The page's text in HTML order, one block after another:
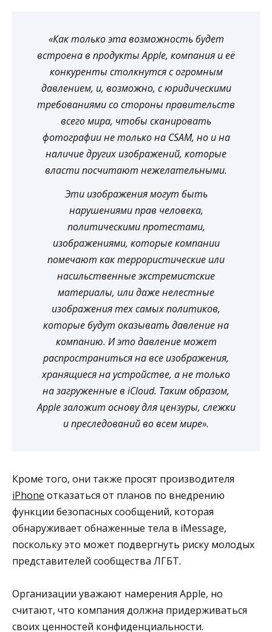
«Как только эта возможность будет
встроена в продукты Apple, компания и её
конкуренты столкнутся с огромным
давлением, и, возможно, с юридическими
требованиями со стороны правительств
всего мира, чтобы сканировать
фотографии не только на CSAM, но и на
наличие других изображений, которые
власти посчитают нежелательными.
Эти изображения могут быть
нарушениями прав человека,
политическими протестами,
изображениями, которые компании
помечают как террористические или
насильственные экстремистские
материалы, или даже нелестные
изображения тех самых политиков,
которые будут оказывать давление на
компанию. И это давление может
распространиться на все изображения,
хранящиеся на устройстве, а не только
на загруженные в iCloud. Таким образом,
Apple заложит основу для цензуры, слежки
и преследований во всем мире».
Кроме того, они также просят производителя
iPhone отказаться от планов по внедрению
функции безопасных сообщений, которая
обнаруживает обнаженные тела в iMessage,
поскольку это может подвергнуть риску молодых
представителей сообщества ЛГБТ.
Организации уважают намерения Apple, но
считают, что компания должна придерживаться
своих ценностей конфиденциальности.